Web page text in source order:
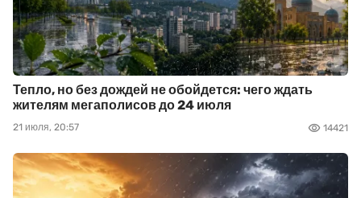
Тепло, но без дождей не обойдется: чего ждать
жителям мегаполисов до 24 июля
21 июля, 20:57 14421